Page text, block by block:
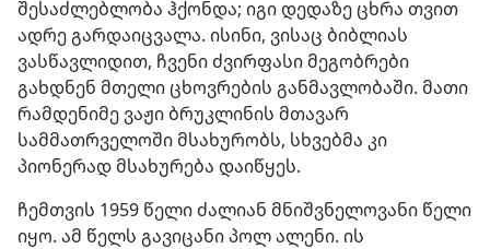
შესაძლებლობა ჰქონდა; იგი დედაზე ცხრა თვით
ადრე გარდაიცვალა. ისინი, ვისაც ბიბლიას
ვასწავლიდით, ჩვენი ძვირფასი მეგობრები
გახდნენ მთელი ცხოვრების განმავლობაში. მათი
რამდენიმე ვაჟი ბრუკლინის მთავარ
სამმათრველოში მსახურობს, სხვებმა კი
პიონერად მსახურება დაიწყეს.
ჩემთვის 1959 წელი ძალიან მნიშვნელოვანი წელი
იყო. ამ წელს გავიცანი პოლ ალენი. ის